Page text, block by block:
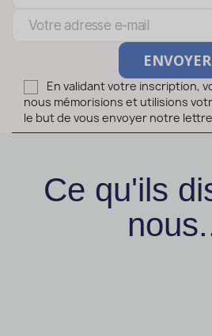
En validant votre inscription,
nous mémorisions et utilisions
le but de vous envoyer notre
Ce qu'ils